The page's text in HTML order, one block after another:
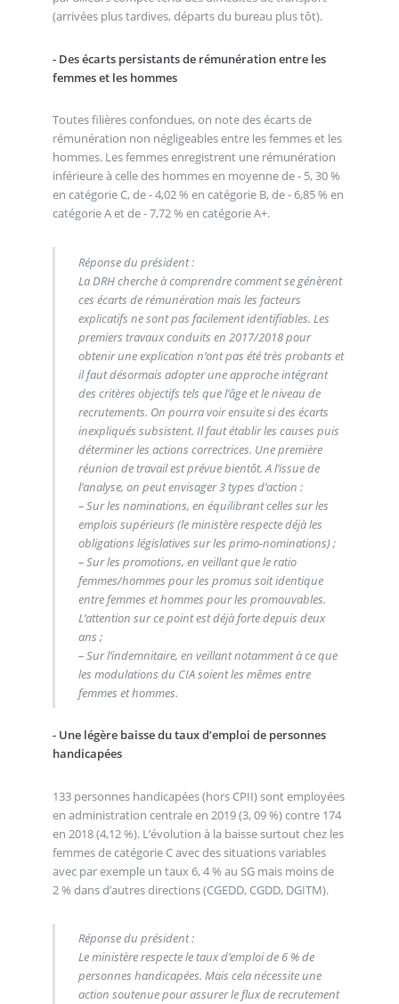
(arrivées plus tardives, départs du bureau plus tôt).
- Des écarts persistants de rémunération entre les
femmes et les hommes
Toutes filières confondues, on note des écarts de
rémunération non négligeables entre les femmes et les
hommes. Les femmes enregistrent une rémunération
inférieure à celle des hommes en moyenne de - 5, 30 %
en catégorie C, de - 4,02 % en catégorie B, de - 6,85 % en
catégorie A et de - 7,72 % en catégorie A+.
Réponse du président :
La DRH cherche à comprendre comment se génèrent
ces écarts de rémunération mais les facteurs
explicatifs ne sont pas facilement identifiables. Les
premiers travaux conduits en 2017/2018 pour
obtenir une explication n’ont pas été très probants et
il faut désormais adopter une approche intégrant
des critères objectifs tels que l’âge et le niveau de
recrutements. On pourra voir ensuite si des écarts
inexpliqués subsistent. Il faut établir les causes puis
déterminer les actions correctrices. Une première
réunion de travail est prévue bientôt. A l’issue de
l’analyse, on peut envisager 3 types d’action :
– Sur les nominations, en équilibrant celles sur les
emplois supérieurs (le ministère respecte déjà les
obligations législatives sur les primo-nominations) ;
– Sur les promotions, en veillant que le ratio
femmes/hommes pour les promus soit identique
entre femmes et hommes pour les promouvables.
L’attention sur ce point est déjà forte depuis deux
ans ;
– Sur l’indemnitaire, en veillant notamment à ce que
les modulations du CIA soient les mêmes entre
femmes et hommes.
- Une légère baisse du taux d’emploi de personnes
handicapées
133 personnes handicapées (hors CPII) sont employées
en administration centrale en 2019 (3, 09 %) contre 174
en 2018 (4,12 %). L’évolution à la baisse surtout chez les
femmes de catégorie C avec des situations variables
avec par exemple un taux 6, 4 % au SG mais moins de
2 % dans d’autres directions (CGEDD, CGDD, DGITM).
Réponse du président :
Le ministère respecte le taux d’emploi de 6 % de
personnes handicapées. Mais cela nécessite une
action soutenue pour assurer le flux de recrutement